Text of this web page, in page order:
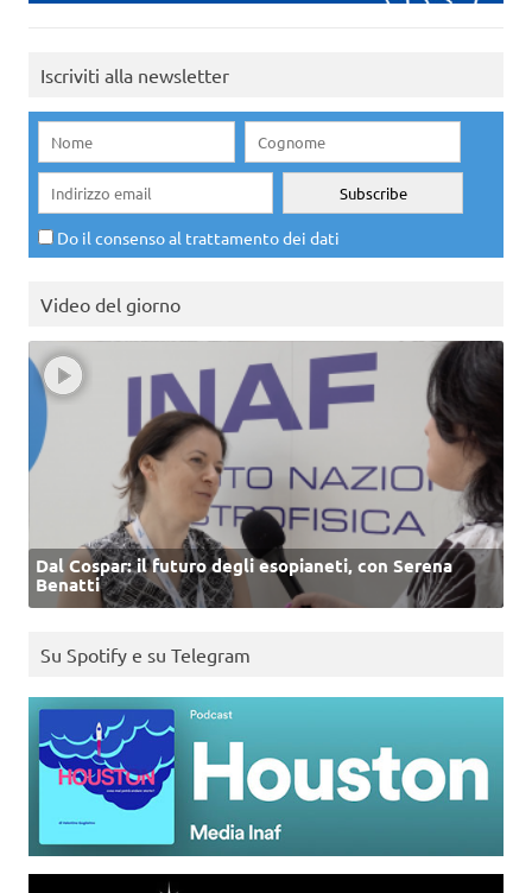
Iscriviti alla newsletter
Do il consenso al trattamento dei dati
Video del giorno
Dal Cospar: il futuro degli esopianeti, con Serena
Benatti
Su Spotify e su Telegram